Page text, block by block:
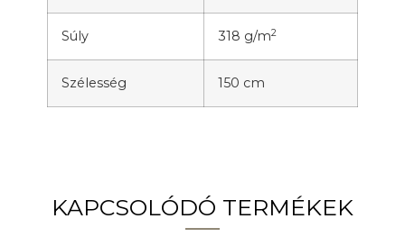
Súly 318 g/m2
Szélesség 150 cm
KAPCSOLÓDÓ TERMÉKEK